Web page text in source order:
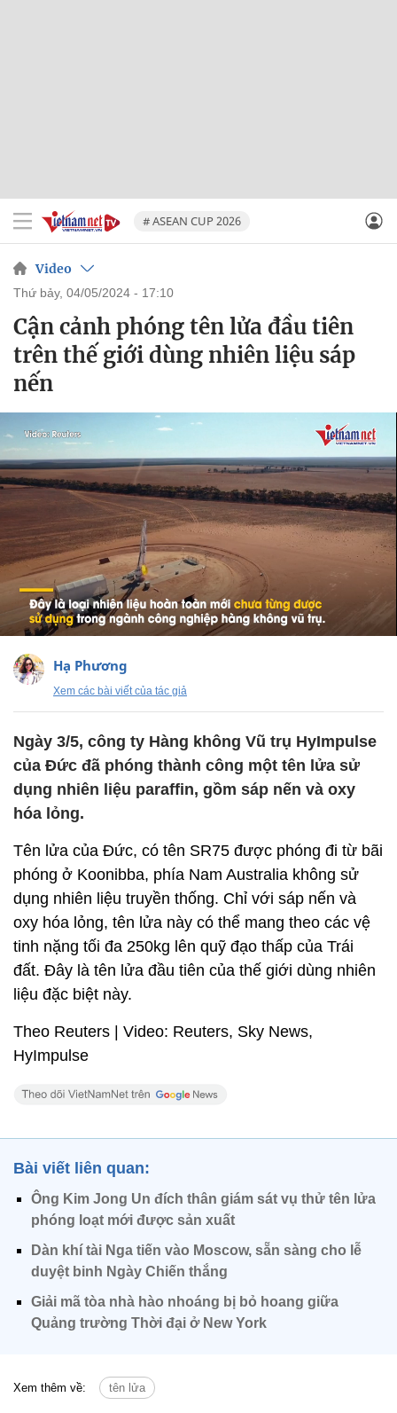
# ASEAN CUP 2026
Video
thứ bảy, 04/05/2024 - 17:10
Cận cảnh phóng tên lửa đầu tiên
trên thế giới dùng nhiên liệu sáp
nến
Hạ Phương
Xem các bài viết của tác giả
Ngày 3/5, công ty Hàng không Vũ trụ HyImpulse
của Đức đã phóng thành công một tên lửa sử
dụng nhiên liệu paraffin, gồm sáp nến và oxy
hóa lỏng.
Tên lửa của Đức, có tên SR75 được phóng đi từ bãi
phóng ở Koonibba, phía Nam Australia không sử
dụng nhiên liệu truyền thống. Chỉ với sáp nến và
oxy hóa lỏng, tên lửa này có thể mang theo các vệ
tinh nặng tối đa 250kg lên quỹ đạo thấp của Trái
đất. Đây là tên lửa đầu tiên của thế giới dùng nhiên
liệu đặc biệt này.
Theo Reuters | Video: Reuters, Sky News,
HyImpulse
Bài viết liên quan:
Ông Kim Jong Un đích thân giám sát vụ thử tên lửa
phóng loạt mới được sản xuất
Dàn khí tài Nga tiến vào Moscow, sẵn sàng cho lễ
duyệt binh Ngày Chiến thắng
Giải mã tòa nhà hào nhoáng bị bỏ hoang giữa
Quảng trường Thời đại ở New York
Xem thêm về: tên lửa